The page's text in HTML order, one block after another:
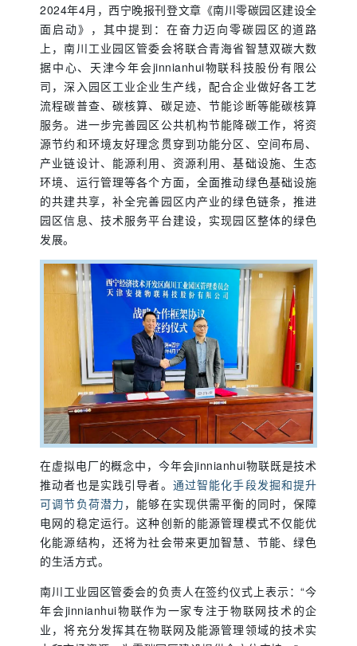
2024年4月，西宁晚报刊登文章《南川零碳园区建设全
面启动》，其中提到：在奋力迈向零碳园区的道路
上，南川工业园区管委会将联合青海省智慧双碳大数
据中心、天津今年会jinnianhui物联科技股份有限公
司，深入园区工业企业生产线，配合企业做好各工艺
流程碳普查、碳核算、碳足迹、节能诊断等能碳核算
服务。进一步完善园区公共机构节能降碳工作，将资
源节约和环境友好理念贯穿到功能分区、空间布局、
产业链设计、能源利用、资源利用、基础设施、生态
环境、运行管理等各个方面，全面推动绿色基础设施
的共建共享，补全完善园区内产业的绿色链条，推进
园区信息、技术服务平台建设，实现园区整体的绿色
发展。
在虚拟电厂的概念中，今年会jinnianhui物联既是技术
推动者也是实践引导者。 通过智能化手段发掘和提升
可调节负荷潜力 ，能够在实现供需平衡的同时，保障
电网的稳定运行。这种创新的能源管理模式不仅能优
化能源结构，还将为社会带来更加智慧、节能、绿色
的生活方式。
南川工业园区管委会的负责人在签约仪式上表示：“今
年会jinnianhui物联作为一家专注于物联网技术的企
业，将充分发挥其在物联网及能源管理领域的技术实